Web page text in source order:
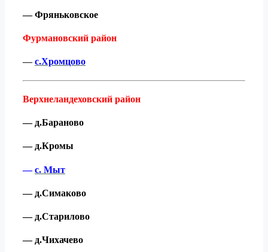
— Фряньковское
Фурмановский район
—с.Хромцово
Верхнеландеховский район
— д.Бараново
— д.Кромы
—с. Мыт
— д.Симаково
— д.Старилово
— д.Чихачево